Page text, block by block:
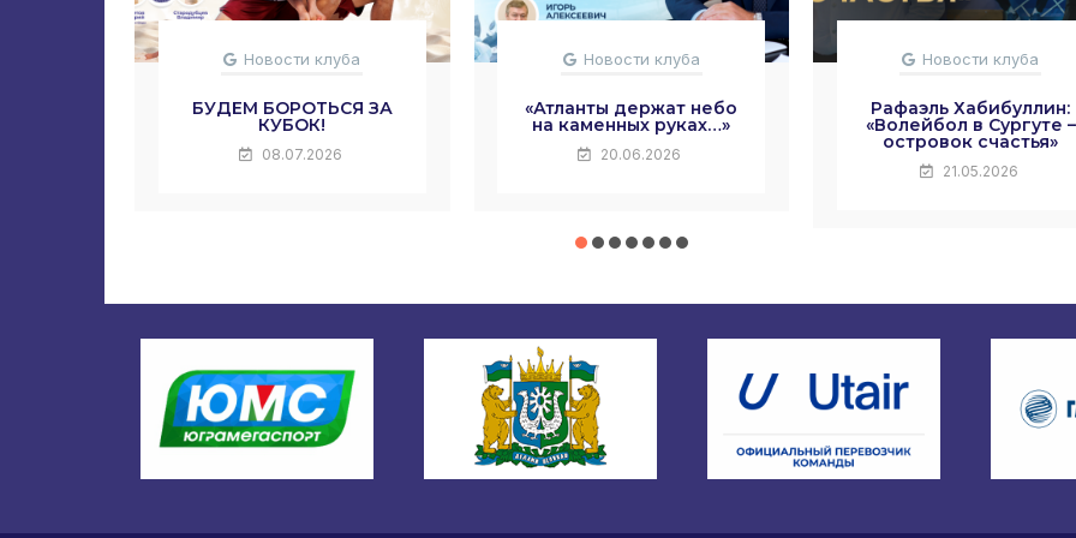
Новости клуба
БУДЕМ БОРОТЬСЯ ЗА
КУБОК!
08.07.2026
Новости клуба
«Атланты держат небо
на каменных руках…»
20.06.2026
Новости клуба
Рафаэль Хабибуллин:
«Волейбол в Сургуте –
островок счастья»
21.05.2026